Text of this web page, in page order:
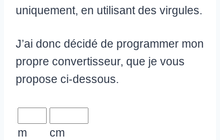
uniquement, en utilisant des virgules.
J’ai donc décidé de programmer mon
propre convertisseur, que je vous
propose ci-dessous.
m cm